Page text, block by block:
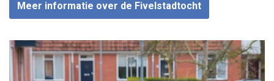
Meer informatie over de Fivelstadtocht